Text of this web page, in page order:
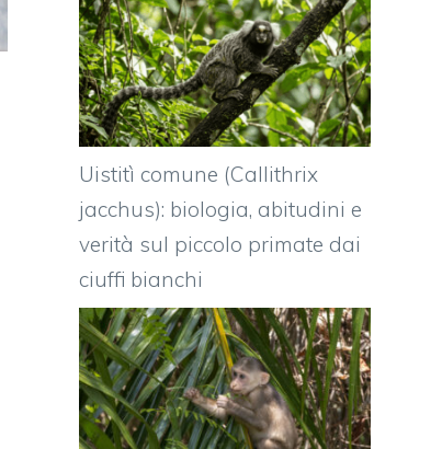
Uistitì comune (Callithrix
jacchus): biologia, abitudini e
verità sul piccolo primate dai
ciuffi bianchi